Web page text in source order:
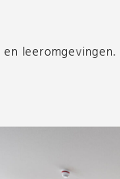
leeromgevingen.